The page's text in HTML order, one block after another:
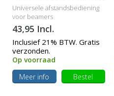
Universele afstandsbediening
voor beamers
43,95 Incl.
Inclusief 21% BTW. Gratis
verzonden.
Op voorraad
Meer info
Bestel